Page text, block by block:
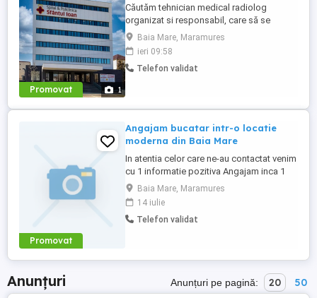
Promovat 1
Căutăm tehnician medical radiolog
organizat si responsabil, care să se
alăture echipei noastre. Persoana potrivită
va avea un rol esențial în asigurarea unei
experiențe pozitive pentru pacienți, printr-
o comunicare eficientă și o gestionare
Baia Mare, Maramures
ieri 09:58
Telefon validat
Promovat
Angajam bucatar intr-o locatie
moderna din Baia Mare
In atentia celor care ne-au contactat venim
cu 1 informatie pozitiva Angajam inca 1
bucatar. Conditii: cunostinte avansate in
bucatarie. Pentru cei care nu ne cunosc
avem echipa frumoasa, persoane cu
initiativa, conditii de munca optime locatie
Baia Mare, Maramures
14 iulie
Telefon validat
Anunțuri Anunțuri pe pagină: 20 50